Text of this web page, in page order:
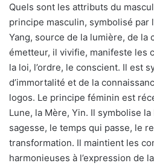
Quels sont les attributs du
principe masculin, symbolisé par
Yang, source de la lumière, de la
émetteur, il vivifie, manifeste les
la loi, l’ordre, le conscient. Il est
d’immortalité et de la
logos. Le principe féminin est
Lune, la Mère, Yin. Il symbolise la
sagesse, le temps qui passe, le
transformation. Il maintient les
harmonieuses à l’expression de